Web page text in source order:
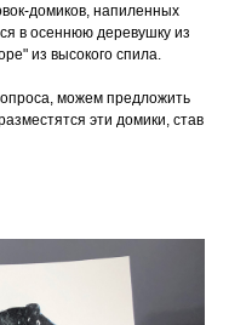
домиков, напиленных
в осеннюю деревушку из
из высокого спила.
можем предложить
эти домики, став